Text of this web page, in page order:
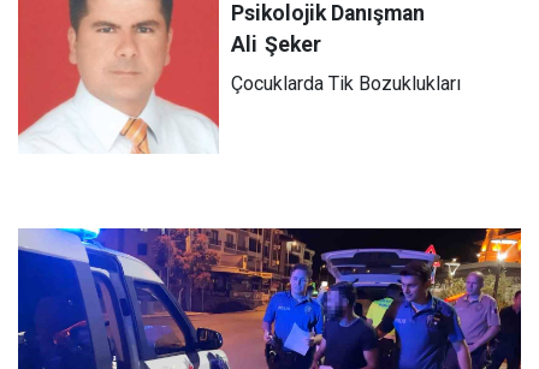
Psikolojik Danışman
Ali Şeker
Çocuklarda Tik Bozuklukları